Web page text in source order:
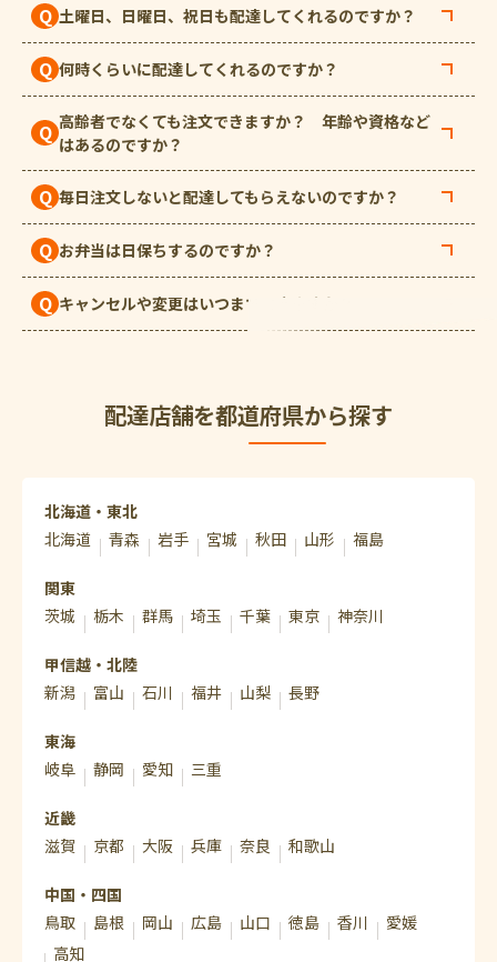
Q 土曜日、日曜日、祝日も配達してくれるのですか？
Q 何時くらいに配達してくれるのですか？
Q 高齢者でなくても注文できますか？ 年齢や資格など
はあるのですか？
Q 毎日注文しないと配達してもらえないのですか？
Q お弁当は日保ちするのですか？
Q キャンセルや変更はいつまでできますか？
配達店舗を都道府県から探す
北海道・東北
北海道
青森 岩手 宮城 秋田 山形 福島
関東
茨城
栃木 群馬 埼玉 千葉 東京 神奈川
甲信越・北陸
新潟
富山 石川 福井 山梨 長野
東海
岐阜
静岡 愛知 三重
近畿
滋賀
京都 大阪 兵庫 奈良 和歌山
中国・四国
鳥取
島根 岡山 広島 山口 徳島 香川
愛媛
高知